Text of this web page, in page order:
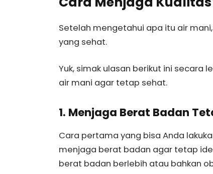
Setelah mengetahui apa itu air
yang sehat.
Yuk, simak ulasan berikut ini secara
air mani agar tetap sehat.
1. Menjaga Berat Badan
Cara pertama yang bisa Anda
menjaga berat badan agar tetap
berat badan berlebih atau bahkan